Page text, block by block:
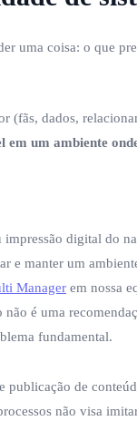
uma coisa: o que
dados,
um ambiente
digital do
e manter um
Manager em nossa
é uma
fundamental.
de
não visa